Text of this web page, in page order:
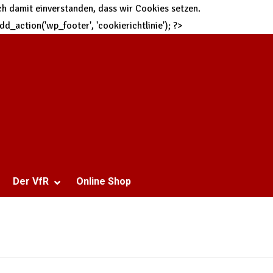
damit einverstanden, dass wir Cookies setzen.
'cookierichtlinie'); ?>
Der VfR Online Shop